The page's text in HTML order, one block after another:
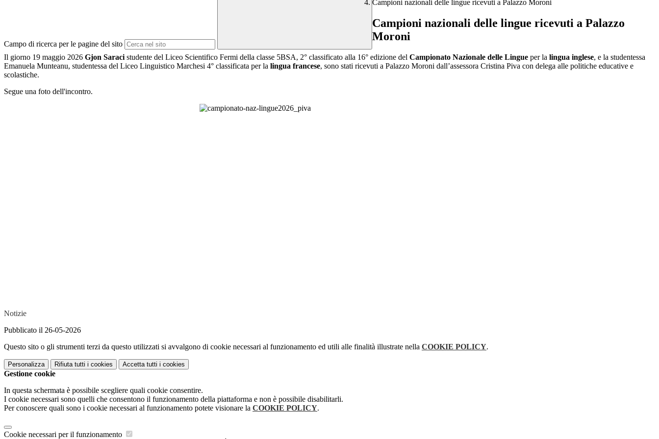
Campo di ricerca per le pagine del sito
Campioni nazionali delle lingue ricevuti a Palazzo Moroni
Campioni nazionali delle lingue ricevuti a Palazzo
Moroni
Il giorno 19 maggio 2026 Gjon Saraci studente del Liceo Scientifico Fermi della classe 5BSA, 2° classificato alla 16° edizione del Campionato Nazionale delle Lingue per la lingua inglese, e la studentessa
Emanuela Munteanu, studentessa del Liceo Linguistico Marchesi 4° classificata per la lingua francese, sono stati ricevuti a Palazzo Moroni dall’assessora Cristina Piva con delega alle politiche educative e
scolastiche.
Segue una foto dell'incontro.
Notizie
Pubblicato il 26-05-2026
Questo sito o gli strumenti terzi da questo utilizzati si avvalgono di cookie necessari al funzionamento ed utili alle finalità illustrate nella COOKIE POLICY.
Personalizza Rifiuta tutti i cookies Accetta tutti i cookies
Gestione cookie
In questa schermata è possibile scegliere quali cookie consentire.
I cookie necessari sono quelli che consentono il funzionamento della piattaforma e non è possibile disabilitarli.
Per conoscere quali sono i cookie necessari al funzionamento potete visionare la COOKIE POLICY.
Cookie necessari per il funzionamento